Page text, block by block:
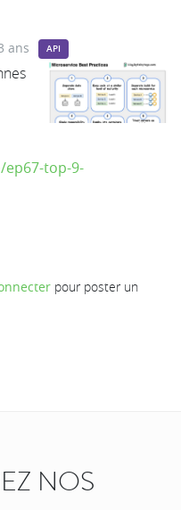
ans API
top-9-
pour poster un
NOS